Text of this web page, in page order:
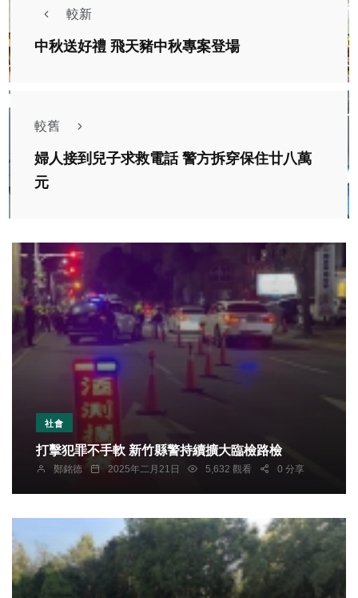
較新
中秋送好禮 飛天豬中秋專案登場
較舊
婦人接到兒子求救電話 警方拆穿保住廿八萬
元
社會
打擊犯罪不手軟 新竹縣警持續擴大臨檢路檢
鄭銘德 2025年二月21日 5,632 觀看 0 分享